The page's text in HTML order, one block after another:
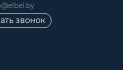
звонок